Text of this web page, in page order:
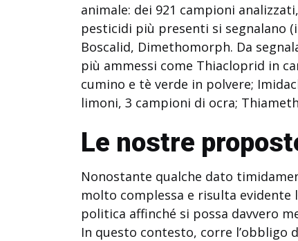
animale: dei 921 campioni
pesticidi più presenti si segnalano
Boscalid, Dimethomorph. Da
più ammessi come Thiacloprid in
cumino e tè verde in polvere;
limoni, 3 campioni di ocra;
Le nostre
Nonostante qualche dato
molto complessa e risulta
politica affinché si possa davvero
In questo contesto, corre